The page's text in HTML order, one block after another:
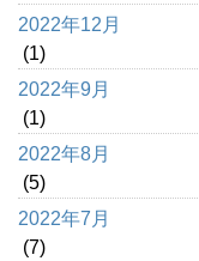
2022年12月
(1)
2022年9月
(1)
2022年8月
(5)
2022年7月
(7)